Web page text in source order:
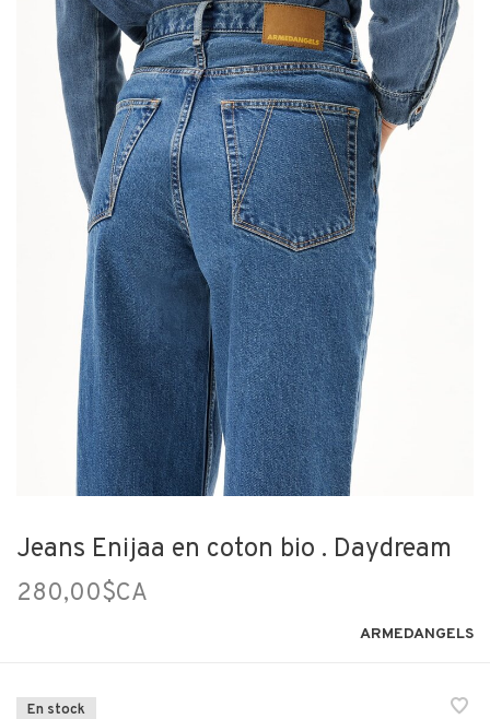
Jeans Enijaa en coton bio . Daydream
280,00$CA
ARMEDANGELS
En stock